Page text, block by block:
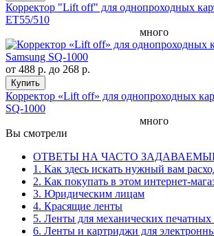
Корректор "Lift off" для однопроходных
ET55/510
много
от 488 р. до 268 р.
Купить
Корректор «Lift off» для однопроходных
SQ-1000
много
Вы смотрели
ОТВЕТЫ НА ЧАСТО
1. Как здесь искать нужный вам
2. Как покупать в этом интернет-
3. Юридическим лицам
4. Красящие ленты
5. Ленты для механических
6. Ленты и картриджи для